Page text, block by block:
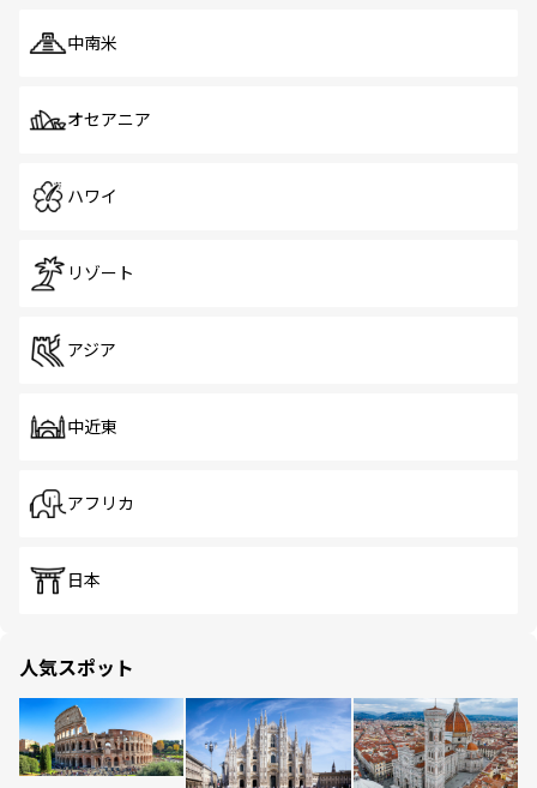
中南米
オセアニア
ハワイ
リゾート
アジア
中近東
アフリカ
日本
人気スポット